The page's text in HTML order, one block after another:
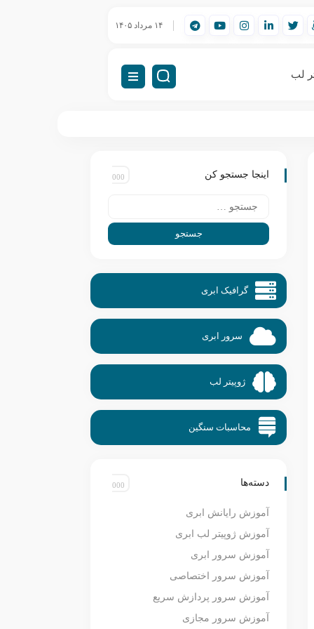
ورک‌استیشن مهندسی (Workstation) چیست؟ راه‌اندازی VDI (دسکتاپ مجازی) ۱۴ مرداد ۱۴۰۵
لب
اینجا جستجو کن
گرافیک ابری
سرور ابری
ژوپیتر لب
محاسبات سنگین
دسته‌ها
آموزش رایانش ابری
آموزش ژوپیتر لب ابری
آموزش سرور ابری
آموزش سرور اختصاصی
آموزش سرور پردازش سریع
آموزش سرور مجازی